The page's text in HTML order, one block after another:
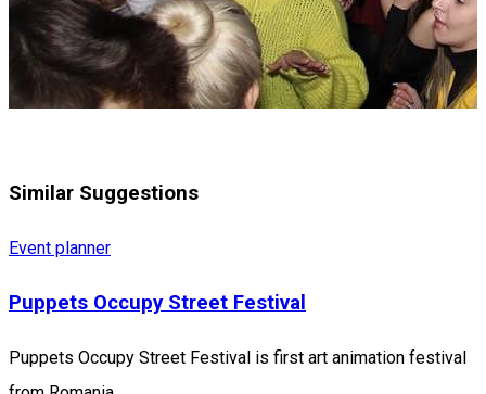
Similar Suggestions
Event planner
Puppets Occupy Street Festival
Puppets Occupy Street Festival is first art animation festival